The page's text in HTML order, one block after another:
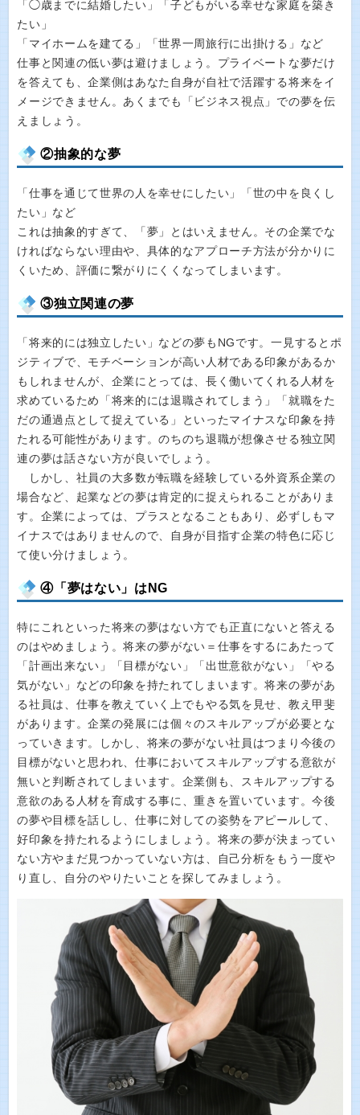
「◯歳までに結婚したい」「子どもがいる幸せな家庭を築き
たい」
「マイホームを建てる」「世界一周旅行に出掛ける」など
仕事と関連の低い夢は避けましょう。プライベートな夢だけ
を答えても、企業側はあなた自身が自社で活躍する将来をイ
メージできません。あくまでも「ビジネス視点」での夢を伝
えましょう。
②抽象的な夢
「仕事を通じて世界の人を幸せにしたい」「世の中を良くし
たい」など
これは抽象的すぎて、「夢」とはいえません。その企業でな
ければならない理由や、具体的なアプローチ方法が分かりに
くいため、評価に繋がりにくくなってしまいます。
③独立関連の夢
「将来的には独立したい」などの夢もNGです。一見するとポ
ジティブで、モチベーションが高い人材である印象があるか
もしれませんが、企業にとっては、長く働いてくれる人材を
求めているため「将来的には退職されてしまう」「就職をた
だの通過点として捉えている」といったマイナスな印象を持
たれる可能性があります。のちのち退職が想像させる独立関
連の夢は話さない方が良いでしょう。
しかし、社員の大多数が転職を経験している外資系企業の
場合など、起業などの夢は肯定的に捉えられることがありま
す。企業によっては、プラスとなることもあり、必ずしもマ
イナスではありませんので、自身が目指す企業の特色に応じ
て使い分けましょう。
④「夢はない」はNG
特にこれといった将来の夢はない方でも正直にないと答える
のはやめましょう。将来の夢がない＝仕事をするにあたって
「計画出来ない」「目標がない」「出世意欲がない」「やる
気がない」などの印象を持たれてしまいます。将来の夢があ
る社員は、仕事を教えていく上でもやる気を見せ、教え甲斐
があります。企業の発展には個々のスキルアップが必要とな
っていきます。しかし、将来の夢がない社員はつまり今後の
目標がないと思われ、仕事においてスキルアップする意欲が
無いと判断されてしまいます。企業側も、スキルアップする
意欲のある人材を育成する事に、重きを置いています。今後
の夢や目標を話しし、仕事に対しての姿勢をアピールして、
好印象を持たれるようにしましょう。将来の夢が決まってい
ない方やまだ見つかっていない方は、自己分析をもう一度や
り直し、自分のやりたいことを探してみましょう。